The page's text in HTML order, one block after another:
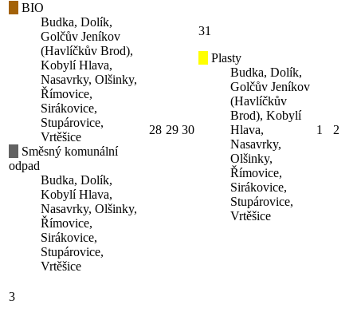
BIO
Budka, Dolík,
Golčův Jeníkov
(Havlíčkův Brod),
Kobylí Hlava,
Nasavrky, Olšinky,
Římovice,
Sirákovice,
Stupárovice,
Vrtěšice
Směsný komunální
odpad
Budka, Dolík,
Kobylí Hlava,
Nasavrky, Olšinky,
Římovice,
Sirákovice,
Stupárovice,
Vrtěšice
28 29 30
31
Plasty
Budka, Dolík,
Golčův Jeníkov
(Havlíčkův
Brod), Kobylí
Hlava,
Nasavrky,
Olšinky,
Římovice,
Sirákovice,
Stupárovice,
Vrtěšice
1 2
3